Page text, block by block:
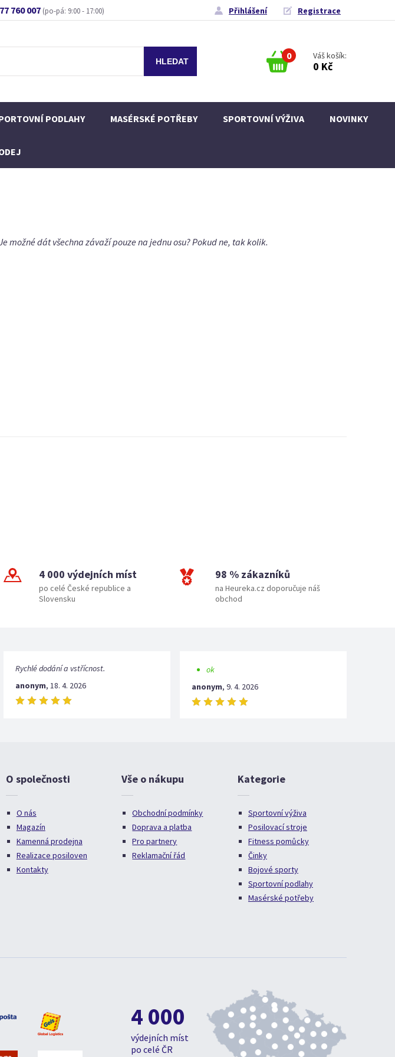
760 007 (po-pá: 9:00 - 17:00) Přihlášení Registrace
0 Váš košík:
0 Kč
PODLAHY MASÉRSKÉ POTŘEBY SPORTOVNÍ VÝŽIVA NOVINKY
možné dát všechna závaží pouze na jednu osu? Pokud ne, tak kolik.
4 000 výdejních míst
po celé České republice a
Slovensku
98 % zákazníků
na Heureka.cz doporučuje náš
obchod
Rychlé dodání a vstřícnost.
anonym, 18. 4. 2026
ok
anonym, 9. 4. 2026
O společnosti
O nás
Magazín
Kamenná prodejna
Realizace posiloven
Kontakty
Vše o nákupu
Obchodní podmínky
Doprava a platba
Pro partnery
Reklamační řád
Kategorie
Sportovní výživa
Posilovací stroje
Fitness pomůcky
Činky
Bojové sporty
Sportovní podlahy
Masérské potřeby
4 000
výdejních míst
po celé ČR